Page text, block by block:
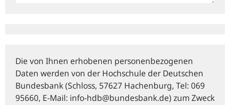
Die von Ihnen erhobenen personenbezogenen
Daten werden von der Hochschule der Deutschen
Bundesbank (Schloss, 57627 Hachenburg, Tel: 069
95660, E‑Mail: info-hdb@bundesbank.de) zum Zweck